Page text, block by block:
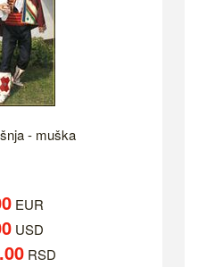
- muška
EUR
USD
RSD